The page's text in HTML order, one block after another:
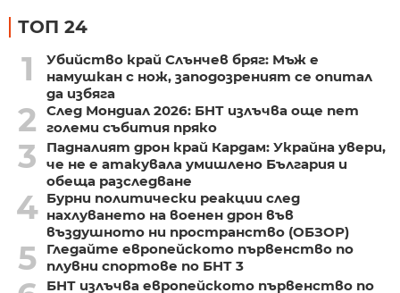
ТОП 24
1
Убийство край Слънчев бряг: Мъж е
намушкан с нож, заподозреният се опитал
да избяга
2
След Мондиал 2026: БНТ излъчва още пет
големи събития пряко
3
Падналият дрон край Кардам: Украйна увери,
че не е атакувала умишлено България и
обеща разследване
4 Бурни политически реакции след
нахлуването на военен дрон във
въздушното ни пространство (ОБЗОР)
5
Гледайте европейското първенство по
плувни спортове по БНТ 3
БНТ излъчва европейското първенство по